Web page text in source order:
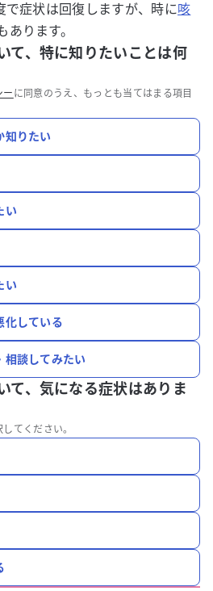
で症状は回復しますが、時に咳
ります。
て、特に知りたいことは何
ー に同意のうえ、もっとも当てはまる項目
知りたい
い
い
化している
相談してみたい
て、 気になる症状はありま
てください。